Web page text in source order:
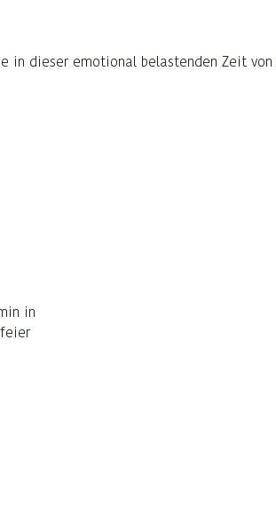
in dieser emotional belastenden Zeit von
in